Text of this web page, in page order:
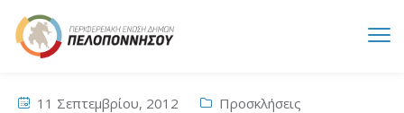
11 Σεπτεμβρίου, 2012 Προσκλήσεις